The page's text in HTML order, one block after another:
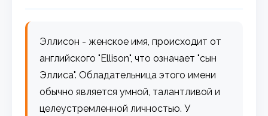
Эллисон - женское имя, происходит от
английского "Ellison", что означает "сын
Эллиса". Обладательница этого имени
обычно является умной, талантливой и
целеустремленной личностью. У